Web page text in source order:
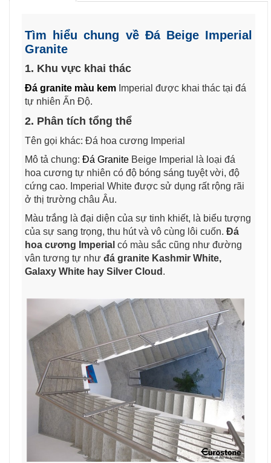
Tìm hiểu chung về Đá Beige Imperial
Granite
1. Khu vực khai thác
Đá granite màu kem Imperial được khai thác tại đá
tự nhiên Ấn Độ.
2. Phân tích tổng thể
Tên gọi khác: Đá hoa cương Imperial
Mô tả chung: Đá Granite Beige Imperial là loại đá
hoa cương tự nhiên có độ bóng sáng tuyệt vời, độ
cứng cao. Imperial White được sử dụng rất rộng rãi
ở thị trường châu Âu.
Màu trắng là đại diện của sự tinh khiết, là biểu tượng
của sự sang trọng, thu hút và vô cùng lôi cuốn. Đá
hoa cương Imperial có màu sắc cũng như đường
vân tương tự như đá granite Kashmir White,
Galaxy White hay Silver Cloud .